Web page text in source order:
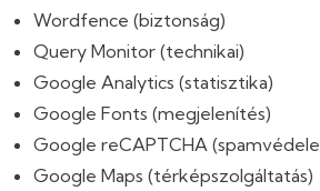
Wordfence (biztonság)
Query Monitor (technikai)
Google Analytics (statisztika)
Google Fonts (megjelenítés)
Google reCAPTCHA
Google Maps (térképszolgáltatás)